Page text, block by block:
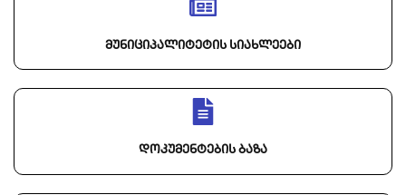
მუნიციპალიტეტის სიახლეები
დოკუმენტების ბაზა